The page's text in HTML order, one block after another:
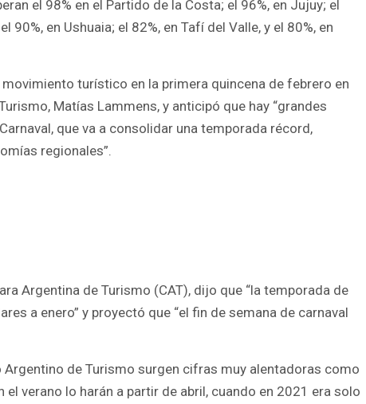
el 98% en el Partido de la Costa; el 96%, en Jujuy; el
90%, en Ushuaia; el 82%, en Tafí del Valle, y el 80%, en
turístico en la primera quincena de febrero en
Matías Lammens, y anticipó que hay “grandes
que va a consolidar una temporada récord,
regionales”.
Argentina de Turismo (CAT), dijo que “la temporada de
a enero” y proyectó que “el fin de semana de carnaval
de Turismo surgen cifras muy alentadoras como
verano lo harán a partir de abril, cuando en 2021 era solo